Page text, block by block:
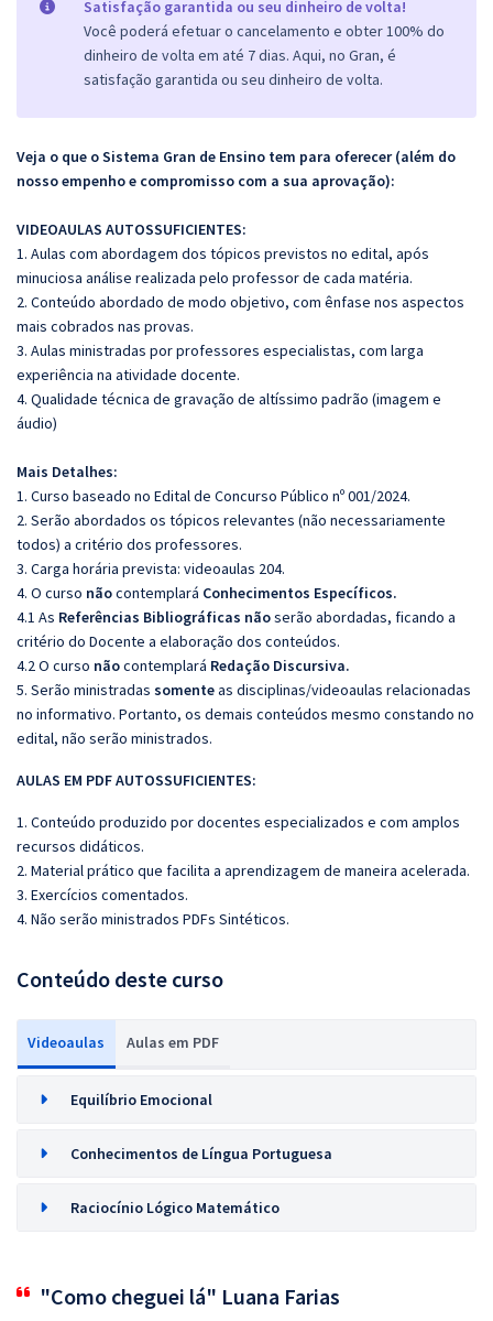
Satisfação garantida ou seu dinheiro de volta!
Você poderá efetuar o cancelamento e obter 100% do
dinheiro de volta em até 7 dias. Aqui, no Gran, é
satisfação garantida ou seu dinheiro de volta.
Veja o que o Sistema Gran de Ensino tem para oferecer (além do
nosso empenho e compromisso com a sua aprovação):
VIDEOAULAS AUTOSSUFICIENTES:
1. Aulas com abordagem dos tópicos previstos no edital, após
minuciosa análise realizada pelo professor de cada matéria.
2. Conteúdo abordado de modo objetivo, com ênfase nos aspectos
mais cobrados nas provas.
3. Aulas ministradas por professores especialistas, com larga
experiência na atividade docente.
4. Qualidade técnica de gravação de altíssimo padrão (imagem e
áudio)
Mais Detalhes:
1. Curso baseado no Edital de Concurso Público nº 001/2024.
2. Serão abordados os tópicos relevantes (não necessariamente
todos) a critério dos professores.
3. Carga horária prevista: videoaulas 204.
4. O curso nãocontemplará Conhecimentos Específicos.
4.1 As Referências Bibliográficas nãoserão abordadas, ficando a
critério do Docente a elaboração dos conteúdos.
4.2 O curso nãocontemplará Redação Discursiva.
5. Serão ministradas somenteas disciplinas/videoaulas relacionadas
no informativo. Portanto, os demais conteúdos mesmo constando no
edital, não serão ministrados.
AULAS EM PDF AUTOSSUFICIENTES:
1. Conteúdo produzido por docentes especializados e com amplos
recursos didáticos.
2. Material prático que facilita a aprendizagem de maneira acelerada.
3. Exercícios comentados.
4. Não serão ministrados PDFs Sintéticos.
Conteúdo deste curso
Videoaulas Aulas em PDF
Equilíbrio Emocional
Conhecimentos de Língua Portuguesa
Raciocínio Lógico Matemático
"Como cheguei lá" Luana Farias